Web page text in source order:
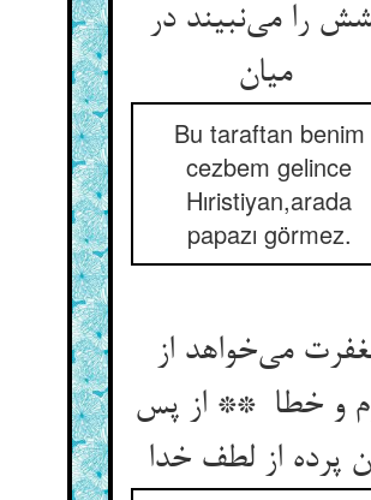
را می‌نبیند در
میان
Bu taraftan benim
cezbem gelince
Hıristiyan,arada
papazı görmez.
می‌خواهد از
و خطا ** از پس